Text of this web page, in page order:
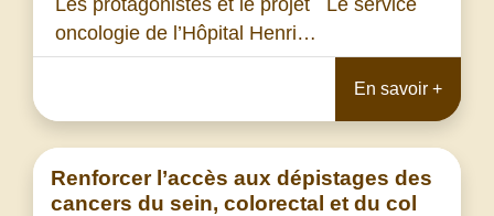
Les protagonistes et le projet Le service
oncologie de l’Hôpital Henri…
En savoir +
Renforcer l’accès aux dépistages des
cancers du sein, colorectal et du col